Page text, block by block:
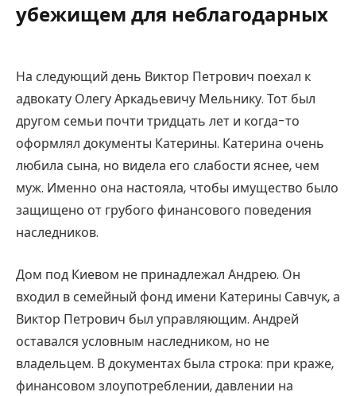
убежищем для неблагодарных
На следующий день Виктор Петрович поехал к
адвокату Олегу Аркадьевичу Мельнику. Тот был
другом семьи почти тридцать лет и когда-то
оформлял документы Катерины. Катерина очень
любила сына, но видела его слабости яснее, чем
муж. Именно она настояла, чтобы имущество было
защищено от грубого финансового поведения
наследников.
Дом под Киевом не принадлежал Андрею. Он
входил в семейный фонд имени Катерины Савчук, а
Виктор Петрович был управляющим. Андрей
оставался условным наследником, но не
владельцем. В документах была строка: при краже,
финансовом злоупотреблении, давлении на